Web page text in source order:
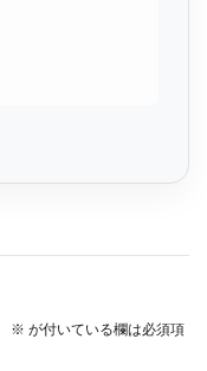
※ が付いている欄は必須項